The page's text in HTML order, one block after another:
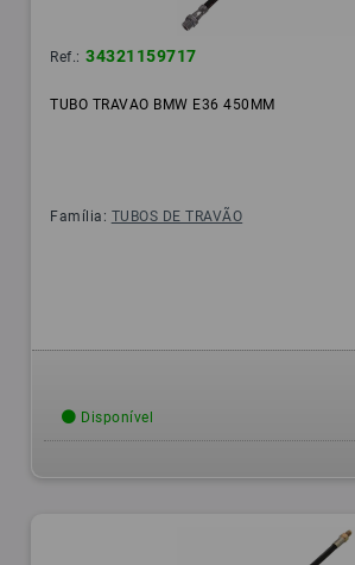
Ref.: 34321159717
TUBO TRAVAO BMW E36 450MM
Família: TUBOS DE TRAVÃO
Disponível